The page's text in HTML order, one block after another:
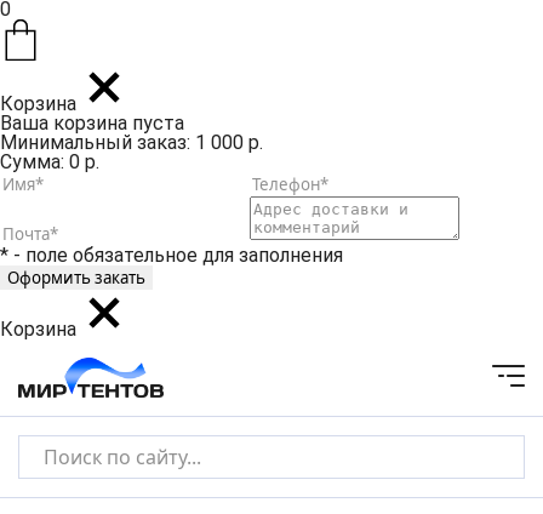
0
Корзина
Ваша корзина пуста
Минимальный заказ: 1 000 р.
Сумма: 0 р.
* - поле обязательное для заполнения
Корзина